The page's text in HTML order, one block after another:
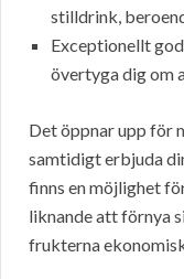
stilldrink,
Exceptionellt
övertyga dig om
Det öppnar upp för
samtidigt erbjuda
finns en möjlighet
liknande att förnya
frukterna